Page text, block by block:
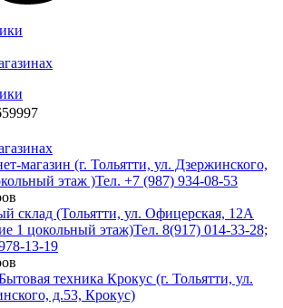
магазин (г. Тольятти, ул. Дзержинского,
этаж )Тел. +7 (987) 934-08-53
склад (Тольятти, ул. Офицерская, 12А
1 цокольный этаж)Тел. 8(917) 014-33-28;
13-19
техника Крокус (г. Тольятти, ул.
д.53, Крокус)